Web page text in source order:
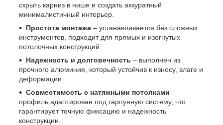
скрыть карниз в нише и создать аккуратный
минималистичный интерьер.
Простота монтажа – устанавливается без сложных
инструментов, подходит для прямых и изогнутых
потолочных конструкций.
Надежность и долговечность – выполнен из
прочного алюминия, который устойчив к износу, влаге и
деформации.
Совместимость с натяжными потолками –
профиль адаптирован под гарпунную систему, что
гарантирует точную фиксацию и надежность
конструкции.